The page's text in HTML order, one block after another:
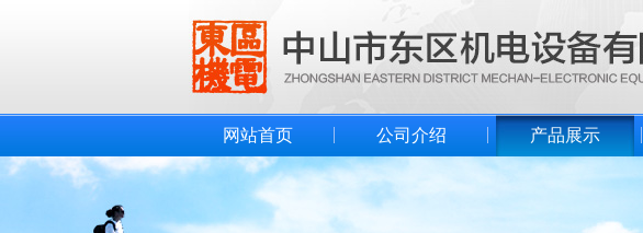
网站首页 公司介绍 产品展示